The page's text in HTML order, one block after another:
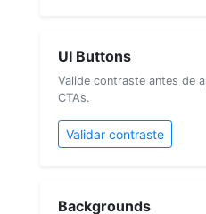
UI Buttons
Valide contraste antes de
CTAs.
Validar contraste
Backgrounds